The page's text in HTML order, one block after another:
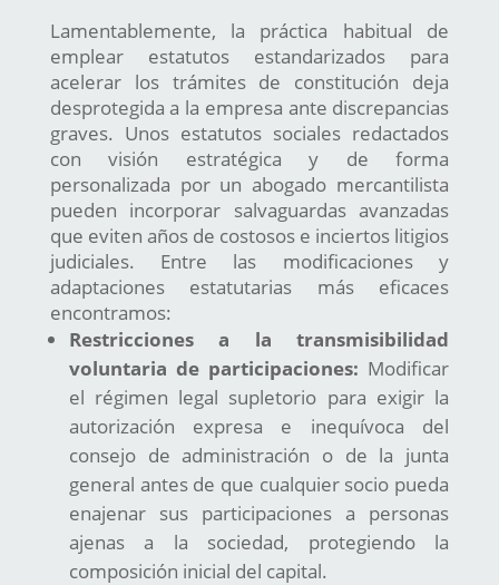
Lamentablemente, la práctica habitual de
emplear estatutos estandarizados para
acelerar los trámites de constitución deja
desprotegida a la empresa ante discrepancias
graves. Unos estatutos sociales redactados
con visión estratégica y de forma
personalizada por un abogado mercantilista
pueden incorporar salvaguardas avanzadas
que eviten años de costosos e inciertos litigios
judiciales. Entre las modificaciones y
adaptaciones estatutarias más eficaces
encontramos:
Restricciones a la transmisibilidad
voluntaria de participaciones: Modificar
el régimen legal supletorio para exigir la
autorización expresa e inequívoca del
consejo de administración o de la junta
general antes de que cualquier socio pueda
enajenar sus participaciones a personas
ajenas a la sociedad, protegiendo la
composición inicial del capital.